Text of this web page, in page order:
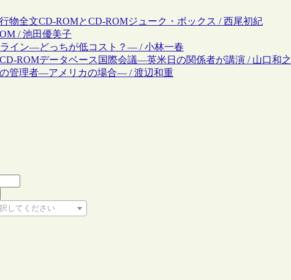
物全文CD-ROMとCD-ROMジューク・ボックス / 西尾初紀
/ 池田優美子
ライン―どっちが低コスト？― / 小林一春
ROMデータベース国際会議―英米日の関係者が講演 / 山口和之
管理者―アメリカの場合― / 渡辺和重
してください
い